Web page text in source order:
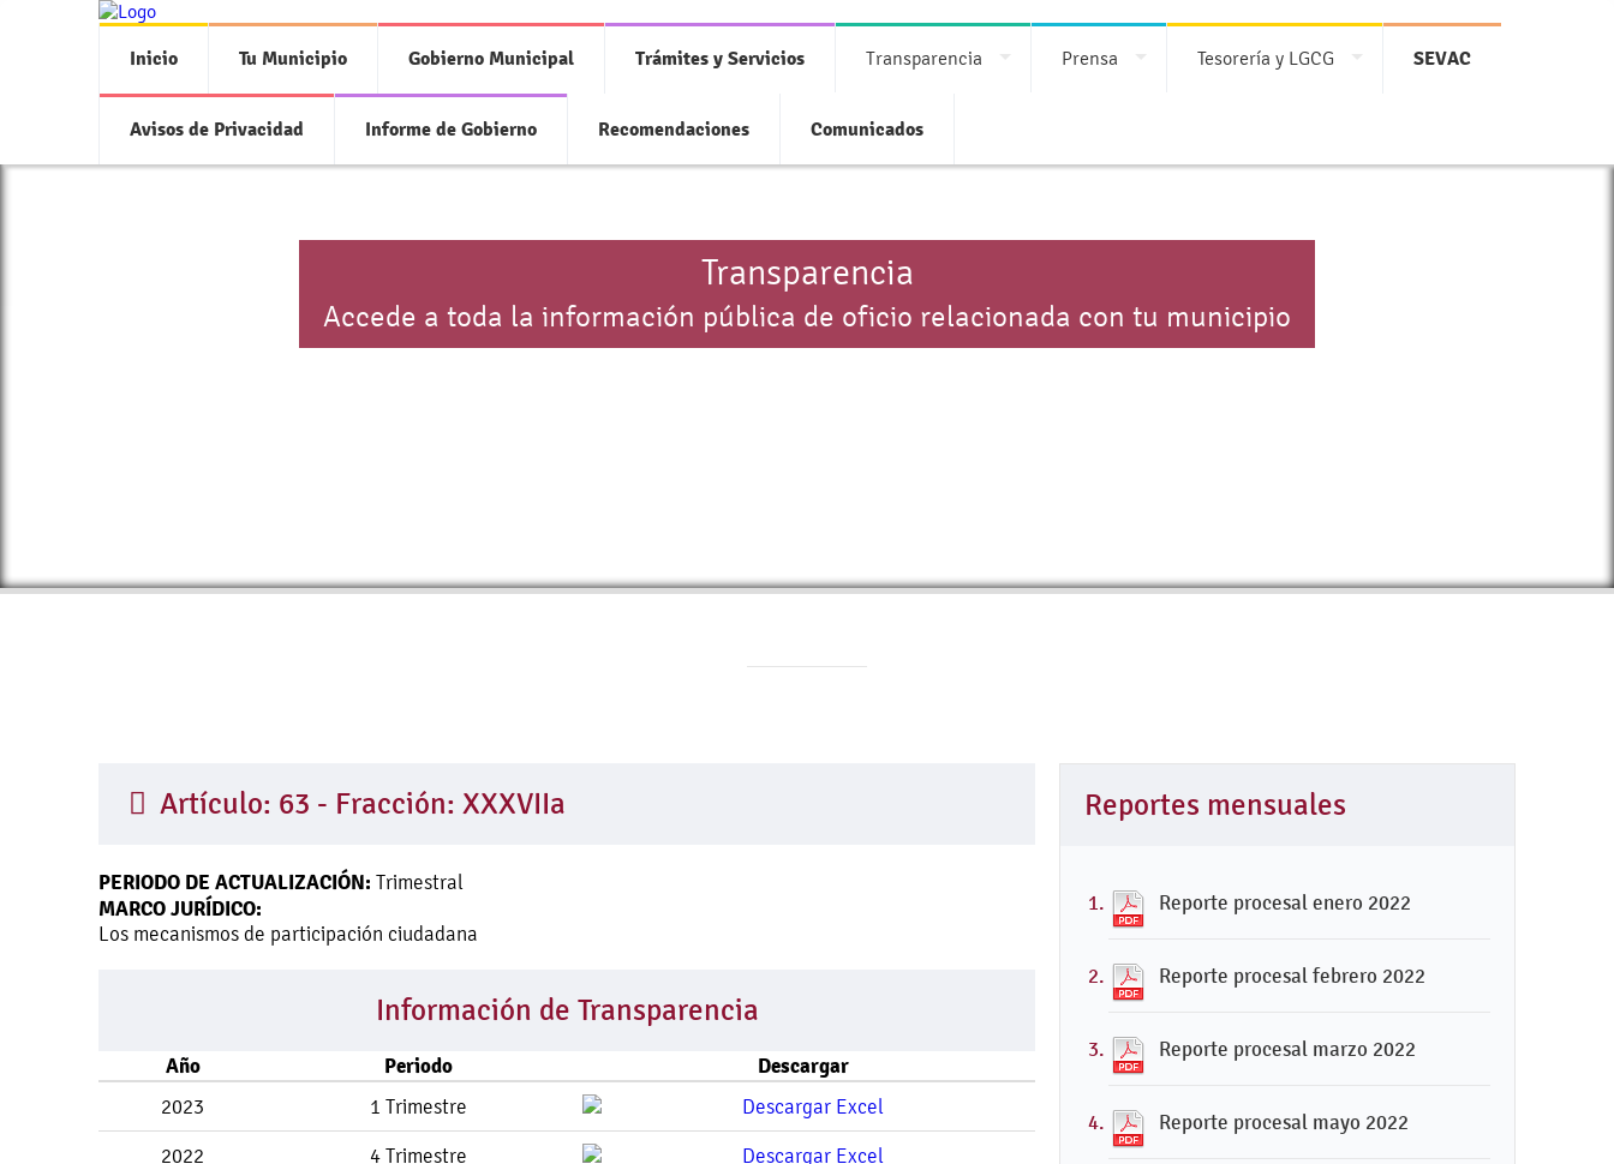
Inicio Tu Municipio Gobierno Municipal Trámites y Servicios Transparencia Prensa Tesorería y LGCG SEVAC
Avisos de Privacidad Informe de Gobierno Recomendaciones Comunicados
Transparencia
Accede a toda la información pública de oficio relacionada con tu municipio
Artículo: 63 - Fracción: XXXVIIa
PERIODO DE ACTUALIZACIÓN: Trimestral
MARCO JURÍDICO:
Los mecanismos de participación ciudadana
Información de Transparencia
Año Periodo Descargar
2023 1 Trimestre
2022 4 Trimestre
Reportes mensuales
Reporte procesal enero 2022
Reporte procesal febrero 2022
Reporte procesal marzo 2022
Reporte procesal mayo 2022